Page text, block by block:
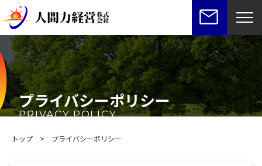
プライバシーポリシー
PRIVACY POLICY
トップ > プライバシーポリシー